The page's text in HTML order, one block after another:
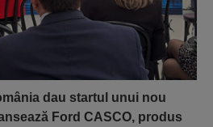
dau startul unui nou
Ford CASCO, produs